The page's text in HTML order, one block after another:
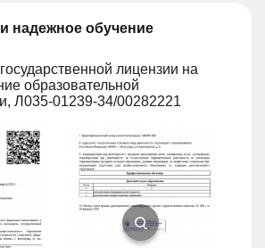
надежное обучение
лицензии на
образовательной
Л035-01239-34/00282221